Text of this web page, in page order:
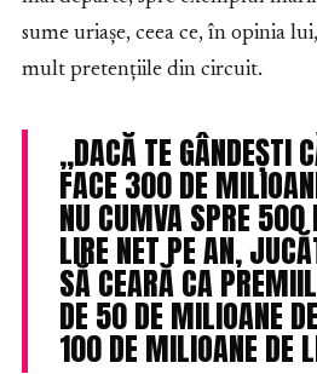
sume uriașe, ceea ce, în opinia
mult pretențiile din circuit.
„DACĂ TE GÂNDEȘTI
FACE 300 DE
NU CUMVA SPRE 500
LIRE NET PE AN,
SĂ CEARĂ CA
DE 50 DE MILIOANE
100 DE MILIOANE DE